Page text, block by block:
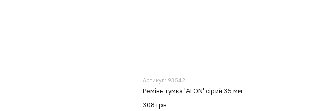
Артикул: 93542
Ремінь-гумка 'ALON' сірий 35 мм
308 грн